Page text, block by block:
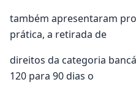
também apresentaram
prática, a retirada de
direitos da categoria
120 para 90 dias o